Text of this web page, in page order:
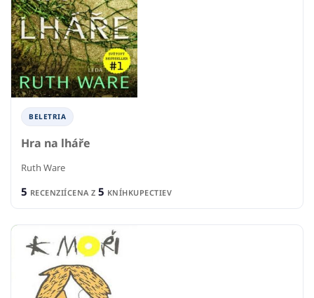
BELETRIA
Hra na lháře
Ruth Ware
5 RECENZIÍCENA Z 5 KNÍHKUPECTIEV